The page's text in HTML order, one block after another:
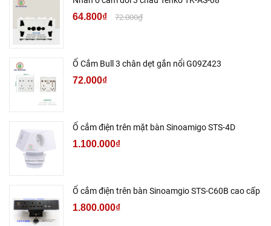
64.800₫ 72.000₫
Ổ Cắm Bull 3 chân dẹt gắn nổi G09Z423
72.000₫
Ổ cắm điện trên mặt bàn Sinoamigo STS-4D
1.100.000₫
Ổ cắm điện trên bàn Sinoamgio STS-C60B cao cấp
1.800.000₫